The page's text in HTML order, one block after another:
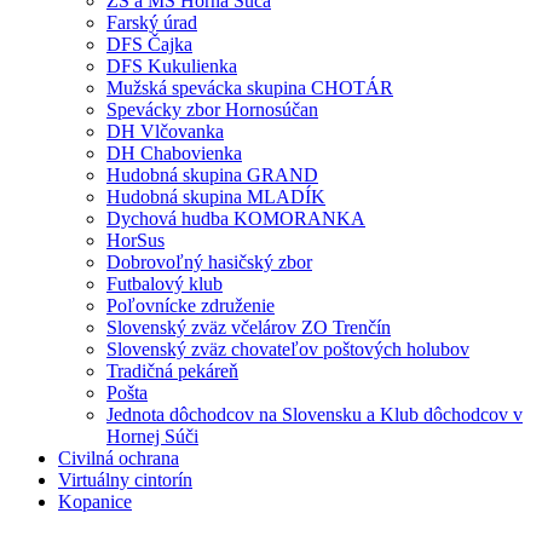
Farský úrad
DFS Čajka
DFS Kukulienka
Mužská spevácka skupina CHOTÁR
Spevácky zbor Hornosúčan
DH Vlčovanka
DH Chabovienka
Hudobná skupina GRAND
Hudobná skupina MLADÍK
Dychová hudba KOMORANKA
HorSus
Dobrovoľný hasičský zbor
Futbalový klub
Poľovnícke združenie
Slovenský zväz včelárov ZO Trenčín
Slovenský zväz chovateľov poštových holubov
Tradičná pekáreň
Pošta
Jednota dôchodcov na Slovensku a Klub dôchodcov v
Hornej Súči
Civilná ochrana
Virtuálny cintorín
Kopanice